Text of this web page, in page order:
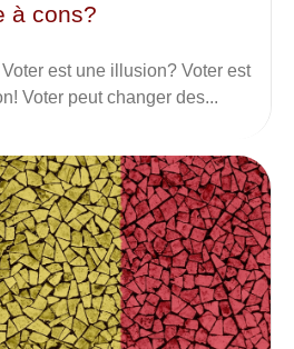
à cons?
est une illusion? Voter est
Voter peut changer des...